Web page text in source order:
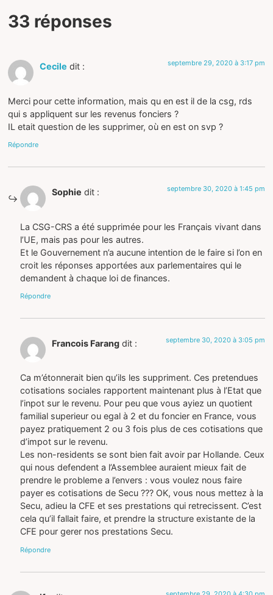
33 réponses
Cecile dit : septembre 29, 2020 à 3:17 pm
Merci pour cette information, mais qu en est il de la csg, rds
qui s appliquent sur les revenus fonciers ?
IL etait question de les supprimer, où en est on svp ?
Répondre
Sophie dit : septembre 30, 2020 à 1:45 pm
La CSG-CRS a été supprimée pour les Français vivant dans
l’UE, mais pas pour les autres.
Et le Gouvernement n’a aucune intention de le faire si l’on en
croit les réponses apportées aux parlementaires qui le
demandent à chaque loi de finances.
Répondre
Francois Farang dit : septembre 30, 2020 à 3:05 pm
Ca m’étonnerait bien qu’ils les suppriment. Ces pretendues
cotisations sociales rapportent maintenant plus à l’Etat que
l’inpot sur le revenu. Pour peu que vous ayiez un quotient
familial superieur ou egal à 2 et du foncier en France, vous
payez pratiquement 2 ou 3 fois plus de ces cotisations que
d’impot sur le revenu.
Les non-residents se sont bien fait avoir par Hollande. Ceux
qui nous defendent a l’Assemblee auraient mieux fait de
prendre le probleme a l’envers : vous voulez nous faire
payer es cotisations de Secu ??? OK, vous nous mettez à la
Secu, adieu la CFE et ses prestations qui retrecissent. C’est
cela qu’il fallait faire, et prendre la structure existante de la
CFE pour gerer nos prestations Secu.
Répondre